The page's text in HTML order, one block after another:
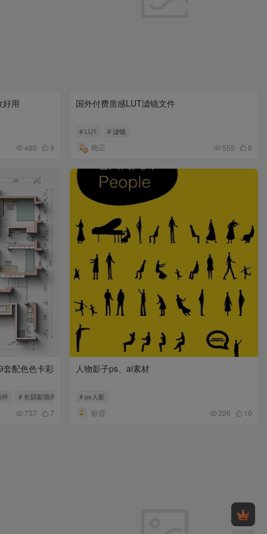
好用
485 9
国外付费质感LUT滤镜文件
# LUT # 滤镜
晓正 555 8
套配色色卡彩
# 长阴影插件
737 7
人物影子ps、ai素材
# ps人影
靳霞 226 10